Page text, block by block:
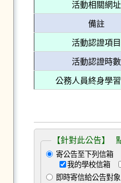
活動相關網址
備註
活動認證項目
活動認證時數
公務人員終身學
【針對此公告】
寄公告至下列信箱
我的學校信箱
即時寄信給公告對象